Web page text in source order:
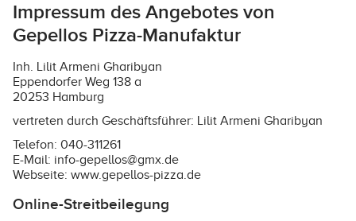
Impressum des Angebotes von
Gepellos Pizza-Manufaktur
Inh. Lilit Armeni Gharibyan
Eppendorfer Weg 138 a
20253 Hamburg
vertreten durch Geschäftsführer: Lilit Armeni Gharibyan
Telefon: 040-311261
E-Mail: info-gepellos@gmx.de
Webseite: www.gepellos-pizza.de
Online-Streitbeilegung